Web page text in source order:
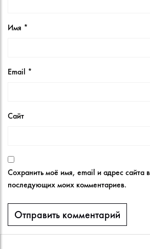
Имя *
Email *
Сайт
Сохранить моё имя, email и адрес сайта
последующих моих комментариев.